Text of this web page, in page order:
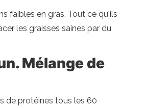
faibles en gras. Tout ce qu'ils
les graisses saines par du
Mélange de
de protéines tous les 60